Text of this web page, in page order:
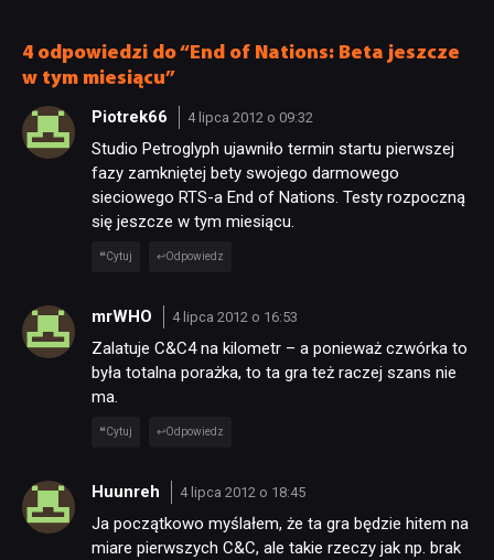
SKLEP
4 odpowiedzi do “End of Nations: Beta jeszcze
w tym miesiącu”
Piotrek66 4 lipca 2012 o 09:32
Studio Petroglyph ujawniło termin startu pierwszej
fazy zamkniętej bety swojego darmowego
sieciowego RTS-a End of Nations. Testy rozpoczną
się jeszcze w tym miesiącu.
Cytuj Odpowiedz
mrWHO 4 lipca 2012 o 16:53
Zalatuje C&C4 na kilometr – a ponieważ czwórka to
była totalna porażka, to ta gra też raczej szans nie
ma.
Cytuj Odpowiedz
Huunreh 4 lipca 2012 o 18:45
Ja początkowo myślałem, że ta gra będzie hitem na
miare pierwszych C&C, ale takie rzeczy jak np. brak